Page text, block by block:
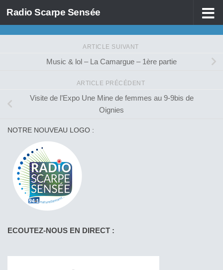
Skip to content
Radio Scarpe Sensée
ARTICLE SUIVANT
Music & lol – La Camargue – 1ère partie
ARTICLE PRÉCÉDENT
Visite de l’Expo Une Mine de femmes au 9-9bis de
Oignies
NOTRE NOUVEAU LOGO :
ECOUTEZ-NOUS EN DIRECT :